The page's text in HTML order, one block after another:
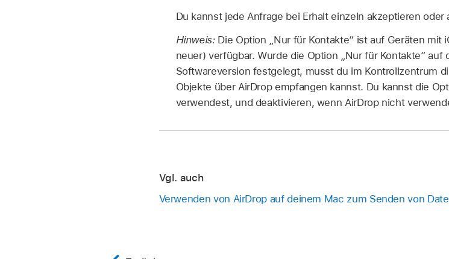
Du kannst jede Anfrage bei Erhalt einzeln akzeptieren oder
Hinweis: Die Option „Nur für Kontakte“ ist auf Geräten mit
neuer) verfügbar. Wurde die Option „Nur für Kontakte“
Softwareversion festgelegt, musst du im Kontrollzentrum
Objekte über AirDrop empfangen kannst. Du kannst die
verwendest, und deaktivieren, wenn AirDrop nicht
Vgl. auch
Verwenden von AirDrop auf deinem Mac zum Senden von